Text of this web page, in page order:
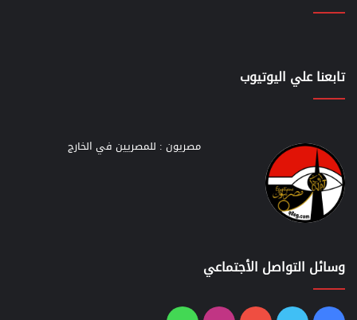
تابعنا علي اليوتيوب
مصريون : للمصريين في الخارج
وسائل التواصل الأجتماعي